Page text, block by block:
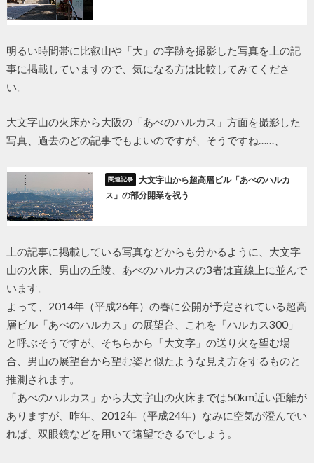
明るい時間帯に比叡山や「大」の字跡を撮影した写真を上の記
事に掲載していますので、気になる方は比較してみてくださ
い。
大文字山の火床から大阪の「あべのハルカス」方面を撮影した
写真、過去のどの記事でもよいのですが、そうですね……、
大文字山から超高層ビル「あべのハルカ
ス」の部分開業を祝う
上の記事に掲載している写真などからも分かるように、大文字
山の火床、男山の丘陵、あべのハルカスの3者は直線上に並んで
います。
よって、2014年（平成26年）の春に公開が予定されている超高
層ビル「あべのハルカス」の展望台、これを「ハルカス300」
と呼ぶそうですが、そちらから「大文字」の送り火を望む場
合、男山の展望台から望む姿と似たような見え方をするものと
推測されます。
「あべのハルカス」から大文字山の火床までは50km近い距離が
ありますが、昨年、2012年（平成24年）なみに空気が澄んでい
れば、双眼鏡などを用いて遠望できるでしょう。